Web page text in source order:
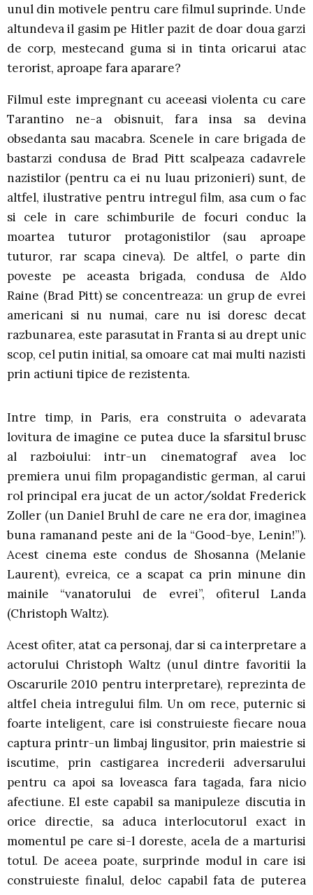
unul din motivele pentru care filmul suprinde. Unde
altundeva il gasim pe Hitler pazit de doar doua garzi
de corp, mestecand guma si in tinta oricarui atac
terorist, aproape fara aparare?
Filmul este impregnant cu aceeasi violenta cu care
Tarantino ne-a obisnuit, fara insa sa devina
obsedanta sau macabra. Scenele in care brigada de
bastarzi condusa de Brad Pitt scalpeaza cadavrele
nazistilor (pentru ca ei nu luau prizonieri) sunt, de
altfel, ilustrative pentru intregul film, asa cum o fac
si cele in care schimburile de focuri conduc la
moartea tuturor protagonistilor (sau aproape
tuturor, rar scapa cineva). De altfel, o parte din
poveste pe aceasta brigada, condusa de Aldo
Raine (Brad Pitt) se concentreaza: un grup de evrei
americani si nu numai, care nu isi doresc decat
razbunarea, este parasutat in Franta si au drept unic
scop, cel putin initial, sa omoare cat mai multi nazisti
prin actiuni tipice de rezistenta.
Intre timp, in Paris, era construita o adevarata
lovitura de imagine ce putea duce la sfarsitul brusc
al razboiului: intr-un cinematograf avea loc
premiera unui film propagandistic german, al carui
rol principal era jucat de un actor/soldat Frederick
Zoller (un Daniel Bruhl de care ne era dor, imaginea
buna ramanand peste ani de la “Good-bye, Lenin!”).
Acest cinema este condus de Shosanna (Melanie
Laurent), evreica, ce a scapat ca prin minune din
mainile “vanatorului de evrei”, ofiterul Landa
(Christoph Waltz).
Acest ofiter, atat ca personaj, dar si ca interpretare a
actorului Christoph Waltz (unul dintre favoritii la
Oscarurile 2010 pentru interpretare), reprezinta de
altfel cheia intregului film. Un om rece, puternic si
foarte inteligent, care isi construieste fiecare noua
captura printr-un limbaj lingusitor, prin maiestrie si
iscutime, prin castigarea increderii adversarului
pentru ca apoi sa loveasca fara tagada, fara nicio
afectiune. El este capabil sa manipuleze discutia in
orice directie, sa aduca interlocutorul exact in
momentul pe care si-l doreste, acela de a marturisi
totul. De aceea poate, surprinde modul in care isi
construieste finalul, deloc capabil fata de puterea